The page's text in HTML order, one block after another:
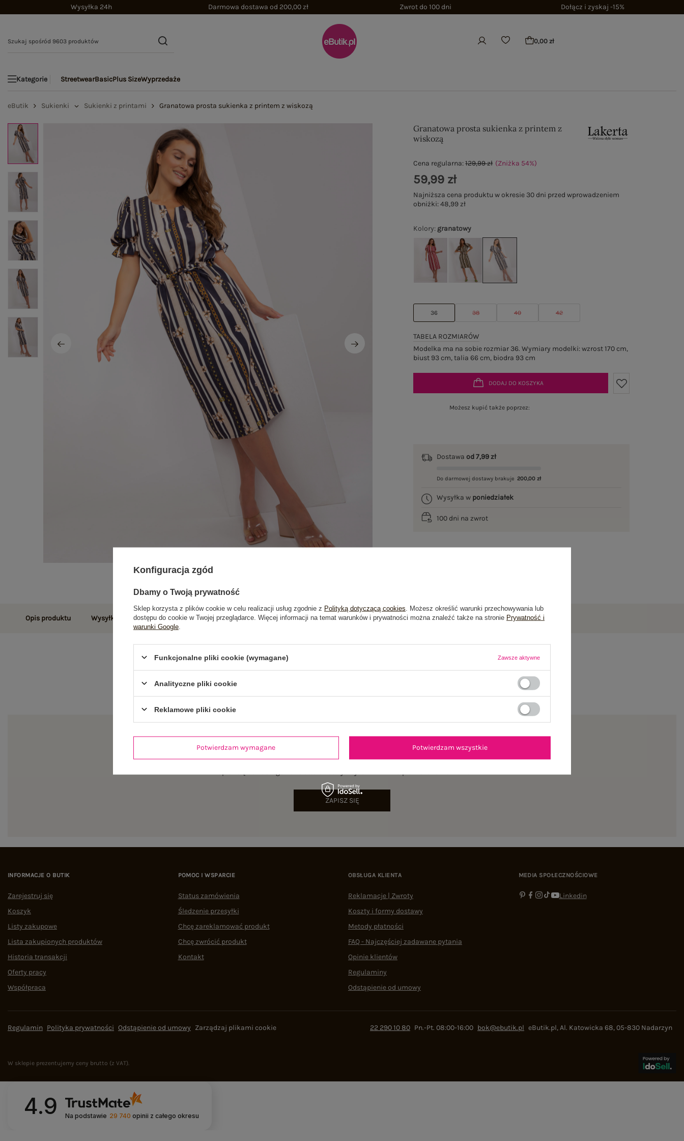
Wysyłka 24h Darmowa dostawa od 200,00 zł Zwrot do 100 dni Dołącz i zyskaj -15%
0,00 zł
Kategorie StreetwearBasicPlus SizeWyprzedaże
eButik Sukienki Sukienki z printami Granatowa prosta sukienka z printem z wiskozą
Granatowa prosta sukienka z printem z
wiskozą
Kolory: granatowy
36 38 40 42
TABELA ROZMIARÓW
Modelka ma na sobie rozmiar 36. Wymiary modelki: wzrost 170 cm,
biust 93 cm, talia 66 cm, biodra 93 cm
Cena regularna:129,99 zł (Zniżka 54%)
59,99 zł
Najniższa cena produktu w okresie 30 dni przed wprowadzeniem
obniżki:48,99 zł
DODAJ DO KOSZYKA
Możesz kupić także poprzez:
Dostawaod 7,99 zł
Do darmowej dostawy brakuje 200,00 zł
Wysyłka w poniedziałek
100 dni na zwrot
Opis produktu Wysyłka i dostawa Zwroty i reklamacje Opinie o produkcie(0)
ZAPISZ SIĘ
INFORMACJE O BUTIK
Zarejestruj się
Koszyk
Listy zakupowe
Lista zakupionych produktów
Historia transakcji
Oferty pracy
Współpraca
POMOC I WSPARCIE
Status zamówienia
Śledzenie przesyłki
Chcę zareklamować produkt
Chcę zwrócić produkt
Kontakt
OBSŁUGA KLIENTA
Reklamacje | Zwroty
Koszty i formy dostawy
Metody płatności
FAQ - Najczęściej zadawane pytania
Opinie klientów
Regulaminy
Odstąpienie od umowy
MEDIA SPOŁECZNOŚCIOWE
Linkedin
Regulamin Polityka prywatności Odstąpienie od umowy Zarządzaj plikami cookie 22 290 10 80 Pn.-Pt. 08:00-16:00 bok@ebutik.pl eButik.pl,Al. Katowicka 68,05-830 Nadarzyn
W sklepie prezentujemy ceny brutto (z VAT).
4.9 Na podstawie 29 740 opinii z całego okresu
Konfiguracja zgód
Dbamy o Twoją prywatność
Sklep korzysta z plików cookie w celu realizacji usług zgodnie z Polityką dotyczącą cookies . Możesz określić warunki przechowywania lub
dostępu do cookie w Twojej przeglądarce. Więcej informacji na temat warunków i prywatności można znaleźć także na stronie Prywatność i
warunki Google
Funkcjonalne pliki cookie (wymagane) Zawsze aktywne
Analityczne pliki cookie
Reklamowe pliki cookie
Potwierdzam wymagane Potwierdzam wszystkie